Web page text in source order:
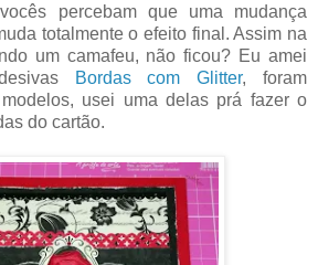
percebam que uma mudança
totalmente o efeito final. Assim na
um camafeu, não ficou? Eu amei
Bordas com Glitter, foram
usei uma delas prá fazer o
do cartão.